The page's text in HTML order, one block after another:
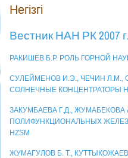
Негізгі
Вестник НАН РК 2007
РАКИШЕВ Б.Р. РОЛЬ ГОРНОЙ
СУЛЕЙМЕНОВ И.Э., ЧЕЧИН Л.М.,
СОЛНЕЧНЫЕ КОНЦЕНТРАТОРЫ
ЗАКУМБАЕВА Г.Д.,
ПОЛИФУНКЦИОНАЛЬНЫХ
HZSM
ЖУМАГУЛОВ Б. Т.,